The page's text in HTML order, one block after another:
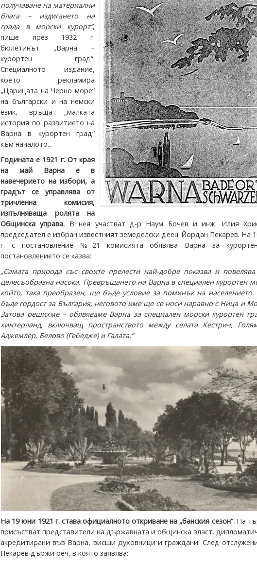
получаване на материални
блага – издигането на
града в морски курорт“,
пише през 1932 г.
бюлетинът „Варна –
курортен град“.
Специалното издание,
което рекламира
„Царицата на Черно море“
на български и на немски
език, връща „малката
история по развитието на
Варна в курортен град“
към началото...
Годината е 1921 г. От края
на май Варна е в
навечерието на избори, а
градът се управлява от
тричленна комисия,
изпълняваща ролята на
Общинска управа. В нея участват д-р Наум Бочев и инж. Илия
председател е избран известният земеделски деец Йордан Пекарев. На
г. с постановление №21 комисията обявява Варна за
постановлението се казва:
„Самата природа със своите прелести най-добре показва и
целесъобразна насока. Превръщането на Варна в специален курортен
който, така преобразен, ще бъде условие за поминък на
бъде гордост за България, неговото име ще се носи наравно с Ница и
Затова решихме – обявяваме Варна за специален морски курортен
хинтерланд, включващ пространството между селата Кестрич,
Аджемлер, Белово (Гебедже) и Галата.“
На 19 юни 1921 г. става официалното откриване на „банския сезон“.На
присъстват представители на държавната и общинска власт,
акредитирани във Варна, висши духовници и граждани. След
Пекарев държи реч, в която заявява: